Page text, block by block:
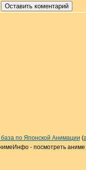
по Японской Анимации (
- посмотреть аниме